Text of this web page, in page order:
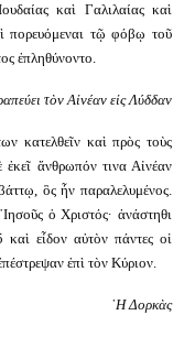
καὶ Γαλιλαίας καὶ
πορευόμεναι τῷ φόβῳ τοῦ
ἐπληθύνοντο.
τὸν Αἰνέαν εἰς Λύδδαν
κατελθεῖν καὶ πρὸς τοὺς
ἐκεῖ ἄνθρωπόν τινα Αἰνέαν
ὃς ἦν παραλελυμένος.
ὁ Χριστός· ἀνάστηθι
εἶδον αὐτὸν πάντες οἱ
ἐπὶ τὸν Κύριον.
῾Η Δορκὰς